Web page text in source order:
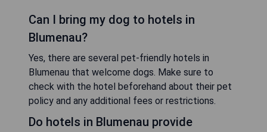
Can I bring my dog to hotels in
Blumenau?
Yes, there are several pet-friendly hotels in
Blumenau that welcome dogs. Make sure to
check with the hotel beforehand about their pet
policy and any additional fees or restrictions.
Do hotels in Blumenau provide